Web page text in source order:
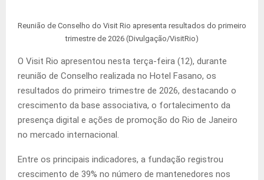
Reunião de Conselho do Visit Rio apresenta resultados do primeiro
trimestre de 2026 (Divulgação/VisitRio)
O Visit Rio apresentou nesta terça-feira (12), durante
reunião de Conselho realizada no Hotel Fasano, os
resultados do primeiro trimestre de 2026, destacando o
crescimento da base associativa, o fortalecimento da
presença digital e ações de promoção do Rio de Janeiro
no mercado internacional.
Entre os principais indicadores, a fundação registrou
crescimento de 39% no número de mantenedores nos